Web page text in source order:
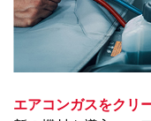
エアコンガスをクリ